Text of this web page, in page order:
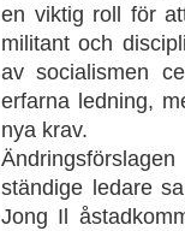
en viktig roll för
militant och
av socialismen
erfarna ledning,
nya krav.
ständige ledare
Jong Il